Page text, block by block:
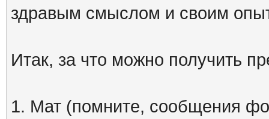
здравым смыслом и своим
Итак, за что можно получить
1. Мат (помните, сообщения